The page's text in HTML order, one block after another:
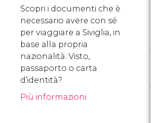
Scopri i documenti che è
necessario avere con sé
per viaggiare a Siviglia, in
base alla propria
nazionalità. Visto,
passaporto o carta
d’identità?
Più informazioni